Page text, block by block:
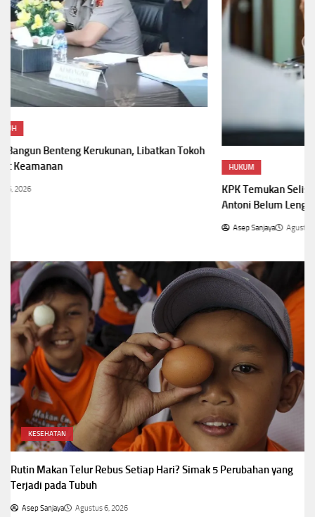
HUKUM
KPK Temukan Selisih SGD2.000, Pengembalian Uang Raja Juli
KESEHATAN
Rutin Makan Telur Rebus Setiap Hari? Simak 5 Perubahan yang
Terjadi pada Tubuh
Asep Sanjaya Agustus 6, 2026